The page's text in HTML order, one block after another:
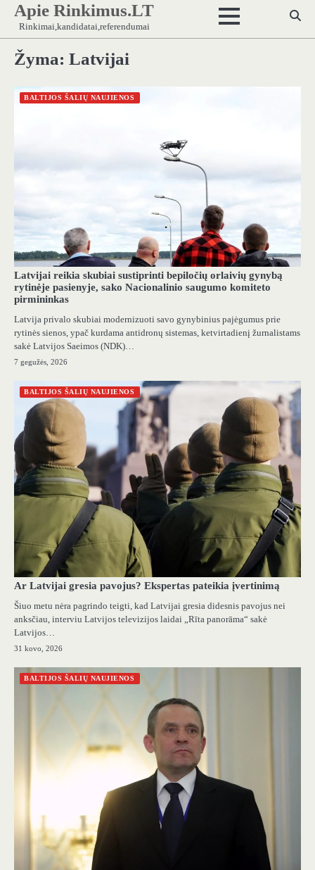
Skip
content
Apie Rinkimus.LT
Rinkimai,kandidatai,referendumai
Žyma: Latvijai
BALTIJOS ŠALIŲ NAUJIENOS
Latvijai reikia skubiai sustiprinti bepiločių orlaivių gynybą
rytinėje pasienyje, sako Nacionalinio saugumo komiteto
pirmininkas
Latvija privalo skubiai modernizuoti savo gynybinius pajėgumus prie
rytinės sienos, ypač kurdama antidronų sistemas, ketvirtadienį žurnalistams
sakė Latvijos Saeimos (NDK)…
7 gegužės, 2026
BALTIJOS ŠALIŲ NAUJIENOS
Ar Latvijai gresia pavojus? Ekspertas pateikia įvertinimą
Šiuo metu nėra pagrindo teigti, kad Latvijai gresia didesnis pavojus nei
anksčiau, interviu Latvijos televizijos laidai „Rīta panorāma“ sakė
Latvijos…
31 kovo, 2026
BALTIJOS ŠALIŲ NAUJIENOS